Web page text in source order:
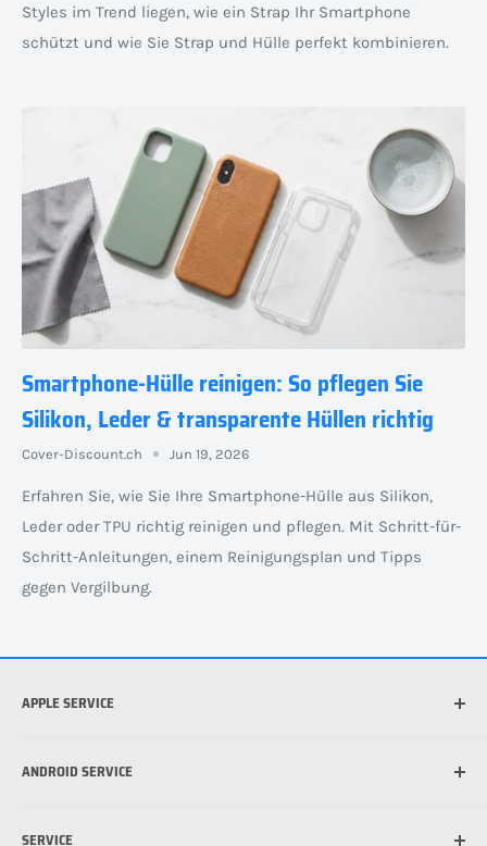
Styles im Trend liegen, wie ein Strap Ihr Smartphone
schützt und wie Sie Strap und Hülle perfekt kombinieren.
Smartphone-Hülle reinigen: So pflegen Sie
Silikon, Leder & transparente Hüllen richtig
Cover-Discount.ch Jun 19, 2026
Erfahren Sie, wie Sie Ihre Smartphone-Hülle aus Silikon,
Leder oder TPU richtig reinigen und pflegen. Mit Schritt-für-
Schritt-Anleitungen, einem Reinigungsplan und Tipps
gegen Vergilbung.
APPLE SERVICE
Welche iPad habe ich?
ANDROID SERVICE
SERVICE